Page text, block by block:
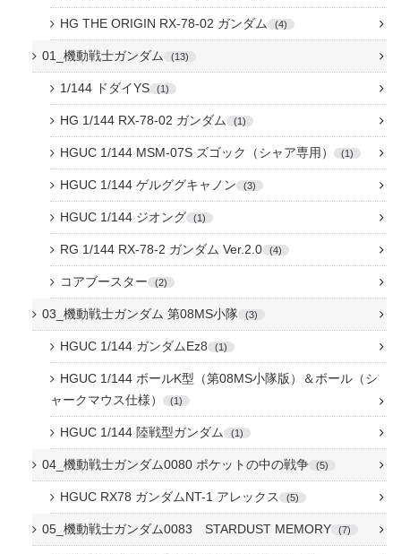
HG THE ORIGIN RX-78-02 ガンダム 4
01_機動戦士ガンダム 13
1/144 ドダイYS 1
HG 1/144 RX-78-02 ガンダム 1
HGUC 1/144 MSM-07S ズゴック（シャア専用） 1
HGUC 1/144 ゲルググキャノン 3
HGUC 1/144 ジオング 1
RG 1/144 RX-78-2 ガンダム Ver.2.0 4
コアブースター 2
03_機動戦士ガンダム 第08MS小隊 3
HGUC 1/144 ガンダムEz8 1
HGUC 1/144 ボールK型（第08MS小隊版）＆ボール（シ
ャークマウス仕様）
1
HGUC 1/144 陸戦型ガンダム 1
04_機動戦士ガンダム0080 ポケットの中の戦争 5
HGUC RX78 ガンダムNT-1 アレックス 5
05_機動戦士ガンダム0083 STARDUST MEMORY 7